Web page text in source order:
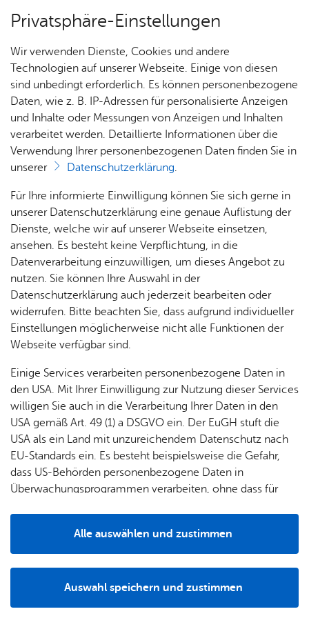
Heute
Alle Ter­mi­ne
Ter­min spei­chern Ver­an­stal­tung dru­cken
Ka­te­go­rie:Feste & Fes­ti­vals Jah­res­high­lights
Open Air Kino / Mon­sieur
Ro­bert kennt kein Par­don
Sams­tag, 08. Au­gust 2026, 22:00 Uhr
Mit „Monsieur Robert kennt kein Pardon“ zeigt das
Monsieur Robert mit dem Ruhestand ein neuer
Lebensabschnitt begonnen, doch an Entspannung ist nicht
zu denken. Der ehemalige Grundschullehrer trägt noch
immer so manchen Groll mit sich herum und beschließt,
alte Rechnungen zu begleichen.
Privatsphäre-Einstellungen
Wir verwenden Dienste, Cookies und andere
Technologien auf unserer Webseite. Einige von diesen
sind unbedingt erforderlich. Es können personenbezogene
Daten, wie z. B. IP-Adressen für personalisierte Anzeigen
und Inhalte oder Messungen von Anzeigen und Inhalten
verarbeitet werden. Detaillierte Informationen über die
Verwendung Ihrer personenbezogenen Daten finden Sie in
unserer
Datenschutzerklärung.
Für Ihre informierte Einwilligung können Sie sich gerne in
unserer Datenschutzerklärung eine genaue Auflistung der
Dienste, welche wir auf unserer Webseite einsetzen,
ansehen. Es besteht keine Verpflichtung, in die
Datenverarbeitung einzuwilligen, um dieses Angebot zu
nutzen. Sie können Ihre Auswahl in der
Datenschutzerklärung auch jederzeit bearbeiten oder
widerrufen. Bitte beachten Sie, dass aufgrund individueller
Einstellungen möglicherweise nicht alle Funktionen der
Webseite verfügbar sind.
Einige Services verarbeiten personenbezogene Daten in
den USA. Mit Ihrer Einwilligung zur Nutzung dieser Services
willigen Sie auch in die Verarbeitung Ihrer Daten in den
USA gemäß Art. 49 (1) a DSGVO ein. Der EuGH stuft die
USA als ein Land mit unzureichendem Datenschutz nach
EU-Standards ein. Es besteht beispielsweise die Gefahr,
dass US-Behörden personenbezogene Daten in
Überwachungsprogrammen verarbeiten, ohne dass für
Auswahl speichern und zustimmen
Alle auswählen und zustimmen